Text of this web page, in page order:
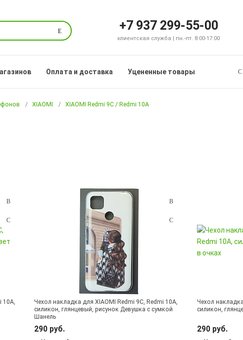
Поиск +7 937 299-55-00
клиентская служба | пн.-пт. 8:00-17:00
Оплата и доставка Уцененные товары
XIAOMI XIAOMI Redmi 9C / Redmi 10A
10A,
Чехол накладка для XIAOMI Redmi 9C, Redmi 10A,
силикон, глянцевый, рисунок Девушка с сумкой
Шанель
290 руб.
Чехол
силикон,
290 руб.